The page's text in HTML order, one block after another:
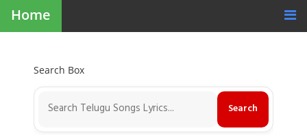
Home
Search Box